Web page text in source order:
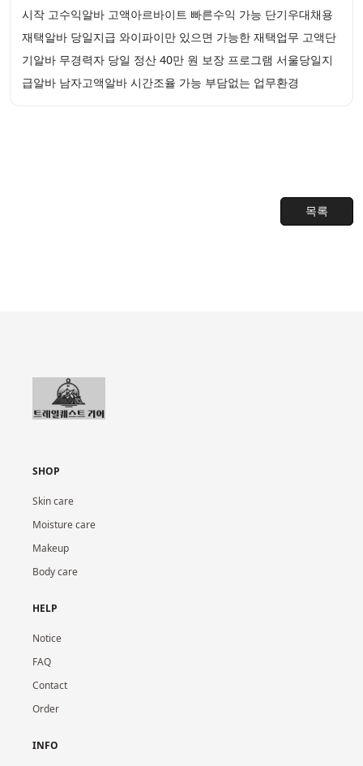
시작 고수익알바 고액아르바이트 빠른수익 가능 단기우대채용
재택알바 당일지급 와이파이만 있으면 가능한 재택업무 고액단
기알바 무경력자 당일 정산 40만 원 보장 프로그램 서울당일지
급알바 남자고액알바 시간조율 가능 부담없는 업무환경
목록
SHOP
Skin care
Moisture care
Makeup
Body care
HELP
Notice
FAQ
Contact
Order
INFO